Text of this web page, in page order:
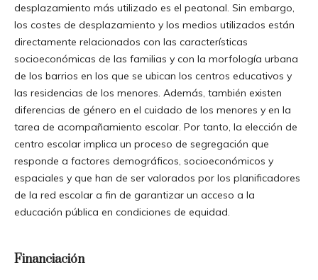
desplazamiento más utilizado es el peatonal. Sin embargo,
los costes de desplazamiento y los medios utilizados están
directamente relacionados con las características
socioeconómicas de las familias y con la morfología urbana
de los barrios en los que se ubican los centros educativos y
las residencias de los menores. Además, también existen
diferencias de género en el cuidado de los menores y en la
tarea de acompañamiento escolar. Por tanto, la elección de
centro escolar implica un proceso de segregación que
responde a factores demográficos, socioeconómicos y
espaciales y que han de ser valorados por los planificadores
de la red escolar a fin de garantizar un acceso a la
educación pública en condiciones de equidad.
Financiación